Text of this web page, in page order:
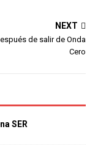
NEXT
de salir de Onda
Cero
SER